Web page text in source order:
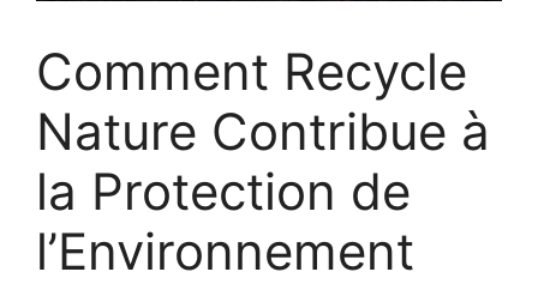
Comment Recycle
Nature Contribue à
la Protection de
l’Environnement